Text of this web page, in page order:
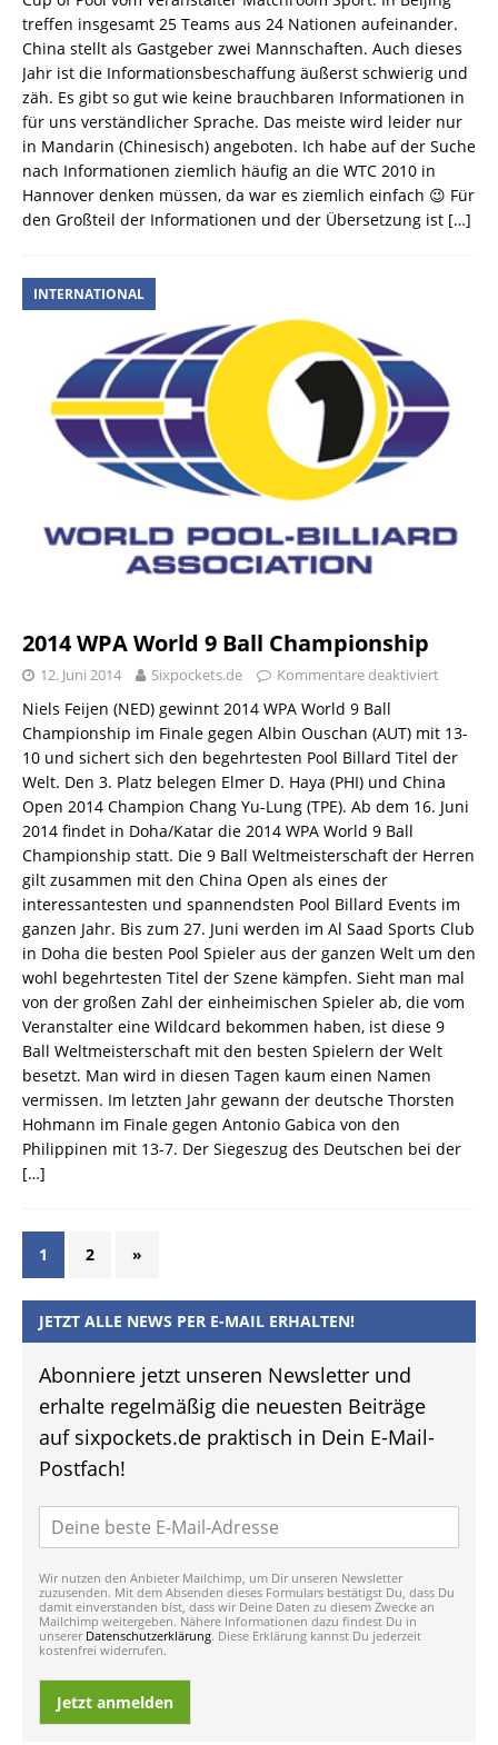
treffen insgesamt 25 Teams aus 24 Nationen aufeinander.
China stellt als Gastgeber zwei Mannschaften. Auch dieses
Jahr ist die Informationsbeschaffung äußerst schwierig und
zäh. Es gibt so gut wie keine brauchbaren Informationen in
für uns verständlicher Sprache. Das meiste wird leider nur
in Mandarin (Chinesisch) angeboten. Ich habe auf der Suche
nach Informationen ziemlich häufig an die WTC 2010 in
Hannover denken müssen, da war es ziemlich einfach 😉 Für
den Großteil der Informationen und der Übersetzung ist […]
INTERNATIONAL
2014 WPA World 9 Ball Championship
12. Juni 2014 Sixpockets.de Kommentare deaktiviert
Niels Feijen (NED) gewinnt 2014 WPA World 9 Ball
Championship im Finale gegen Albin Ouschan (AUT) mit 13-
10 und sichert sich den begehrtesten Pool Billard Titel der
Welt. Den 3. Platz belegen Elmer D. Haya (PHI) und China
Open 2014 Champion Chang Yu-Lung (TPE). Ab dem 16. Juni
2014 findet in Doha/Katar die 2014 WPA World 9 Ball
Championship statt. Die 9 Ball Weltmeisterschaft der Herren
gilt zusammen mit den China Open als eines der
interessantesten und spannendsten Pool Billard Events im
ganzen Jahr. Bis zum 27. Juni werden im Al Saad Sports Club
in Doha die besten Pool Spieler aus der ganzen Welt um den
wohl begehrtesten Titel der Szene kämpfen. Sieht man mal
von der großen Zahl der einheimischen Spieler ab, die vom
Veranstalter eine Wildcard bekommen haben, ist diese 9
Ball Weltmeisterschaft mit den besten Spielern der Welt
besetzt. Man wird in diesen Tagen kaum einen Namen
vermissen. Im letzten Jahr gewann der deutsche Thorsten
Hohmann im Finale gegen Antonio Gabica von den
Philippinen mit 13-7. Der Siegeszug des Deutschen bei der
[…]
1 2 »
JETZT ALLE NEWS PER E-MAIL ERHALTEN!
Abonniere jetzt unseren Newsletter und
erhalte regelmäßig die neuesten Beiträge
auf sixpockets.de praktisch in Dein E-Mail-
Postfach!
Wir nutzen den Anbieter Mailchimp, um Dir unseren Newsletter
zuzusenden. Mit dem Absenden dieses Formulars bestätigst Du, dass Du
damit einverstanden bist, dass wir Deine Daten zu diesem Zwecke an
Mailchimp weitergeben. Nähere Informationen dazu findest Du in
unserer Datenschutzerklärung. Diese Erklärung kannst Du jederzeit
kostenfrei widerrufen.
Jetzt anmelden